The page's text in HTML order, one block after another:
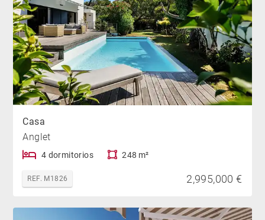
Casa
Anglet
4 dormitorios 248 m²
REF. M1826 2,995,000 €